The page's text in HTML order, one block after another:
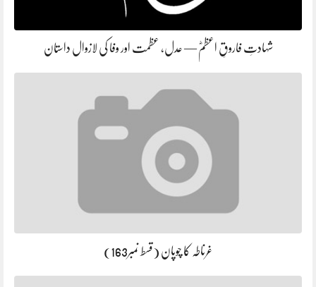
شہادتِ فاروقِ اعظمؓ — عدل، عظمت اور وفا کی لازوال داستان
غرناطہ کا چوپان (قسط نمبر163)